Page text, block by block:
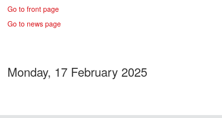
Go to front page
Go to news page
Monday, 17 February 2025